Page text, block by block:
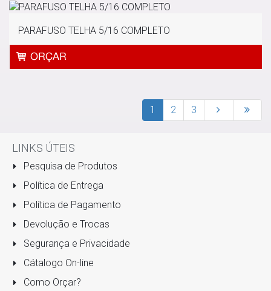
PARAFUSO TELHA 5/16 COMPLETO
1 2 3
LINKS ÚTEIS
Pesquisa de Produtos
Política de Entrega
Política de Pagamento
Devolução e Trocas
Segurança e Privacidade
Cátalogo On-line
Como Orçar?